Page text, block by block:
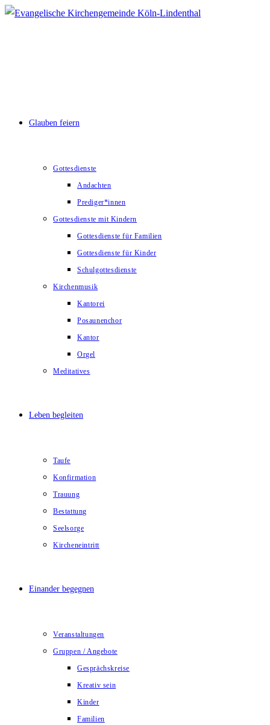
Zum
Glauben feiern
Gottesdienste
Andachten
Prediger*innen
Gottesdienste mit Kindern
Gottesdienste für Familien
Gottesdienste für Kinder
Schulgottesdienste
Kirchenmusik
Kantorei
Posaunenchor
Kantor
Orgel
Meditatives
Leben begleiten
Taufe
Konfirmation
Trauung
Bestattung
Seelsorge
Kircheneintritt
Einander begegnen
Veranstaltungen
Gruppen / Angebote
Gesprächskreise
Kreativ sein
Kinder
Familien